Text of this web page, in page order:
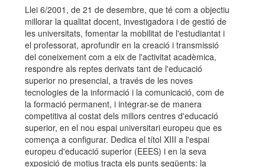
Llei 6/2001, de 21 de desembre, que té com a objectiu
millorar la qualitat docent, investigadora i de gestió de
les universitats, fomentar la mobilitat de l'estudiantat i
el professorat, aprofundir en la creació i transmissió
del coneixement com a eix de l'activitat acadèmica,
respondre als reptes derivats tant de l'educació
superior no presencial, a través de les noves
tecnologies de la informació i la comunicació, com de
la formació permanent, i integrar-se de manera
competitiva al costat dels millors centres d'educació
superior, en el nou espai universitari europeu que es
comença a configurar. Dedica el títol XIII a l'espai
europeu d'educació superior (EEES) i en la seva
exposició de motius tracta els punts següents: la